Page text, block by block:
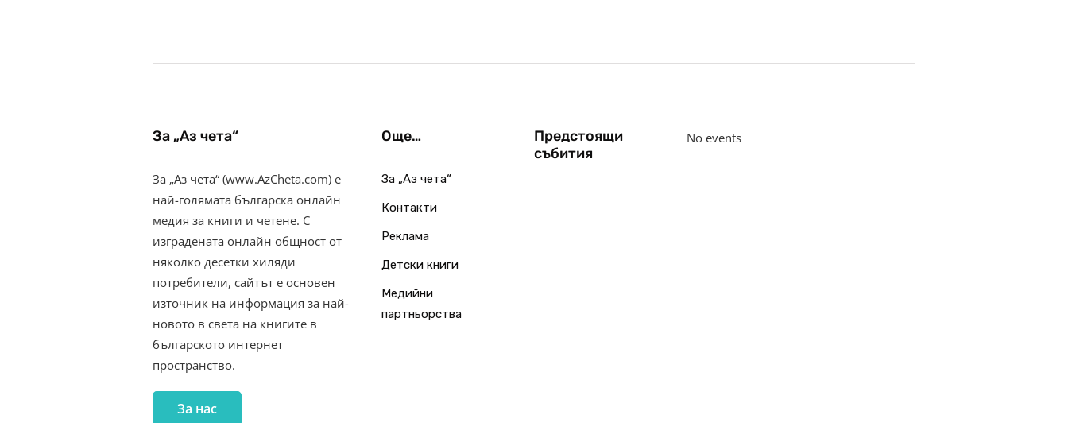
За „Аз чета“
За „Аз чета“ (www.AzCheta.com) е
най-голямата българска онлайн
медия за книги и четене. С
изградената онлайн общност от
няколко десетки хиляди
потребители, сайтът е основен
източник на информация за най-
новото в света на книгите в
българското интернет
пространство.
За нас
Още…
За „Аз чета“
Контакти
Реклама
Детски книги
Медийни
партньорства
Предстоящи
събития
No events